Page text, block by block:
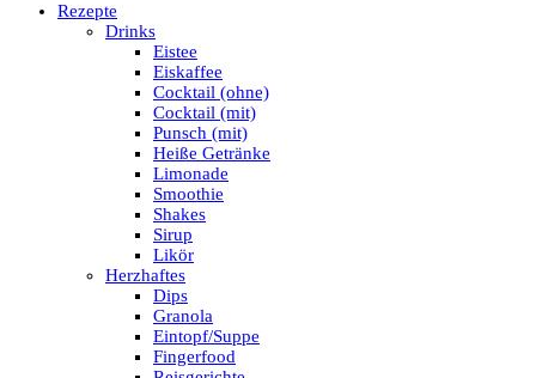
Rezepte
Drinks
Eistee
Eiskaffee
Cocktail (ohne)
Cocktail (mit)
Punsch (mit)
Heiße Getränke
Limonade
Smoothie
Shakes
Sirup
Likör
Herzhaftes
Dips
Granola
Eintopf/Suppe
Fingerfood